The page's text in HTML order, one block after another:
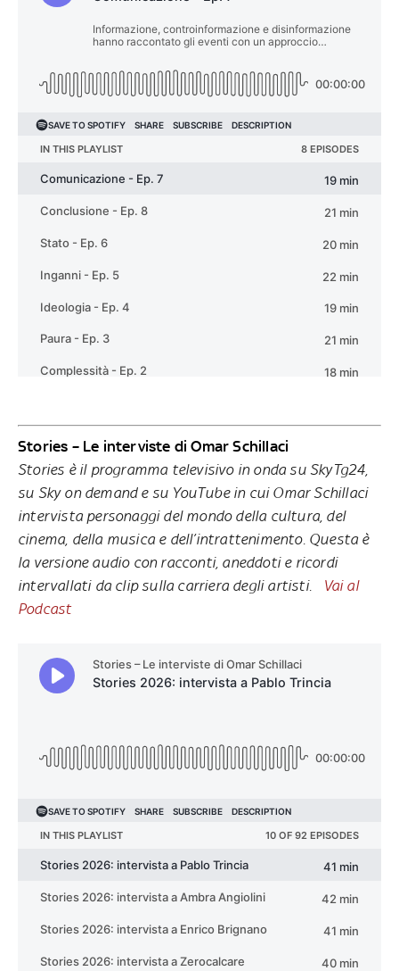
Stories – Le interviste di Omar Schillaci
Stories è il programma televisivo in onda su SkyTg24,
su Sky on demand e su YouTube in cui Omar Schillaci
intervista personaggi del mondo della cultura, del
cinema, della musica e dell’intrattenimento. Questa è
la versione audio con racconti, aneddoti e ricordi
intervallati da clip sulla carriera degli artisti.
Vai al
Podcast